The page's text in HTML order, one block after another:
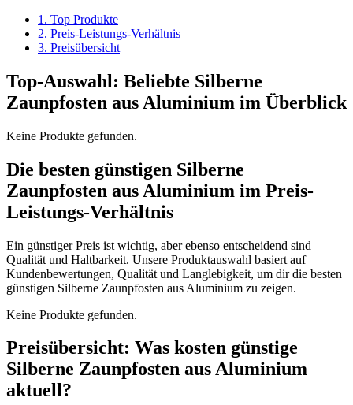
1. Top Produkte
2. Preis-Leistungs-Verhältnis
3. Preisübersicht
Top-Auswahl: Beliebte Silberne
Zaunpfosten aus Aluminium im Überblick
Keine Produkte gefunden.
Die besten günstigen Silberne
Zaunpfosten aus Aluminium im Preis-
Leistungs-Verhältnis
Ein günstiger Preis ist wichtig, aber ebenso entscheidend sind
Qualität und Haltbarkeit. Unsere Produktauswahl basiert auf
Kundenbewertungen, Qualität und Langlebigkeit, um dir die besten
günstigen Silberne Zaunpfosten aus Aluminium zu zeigen.
Keine Produkte gefunden.
Preisübersicht: Was kosten günstige
Silberne Zaunpfosten aus Aluminium
aktuell?